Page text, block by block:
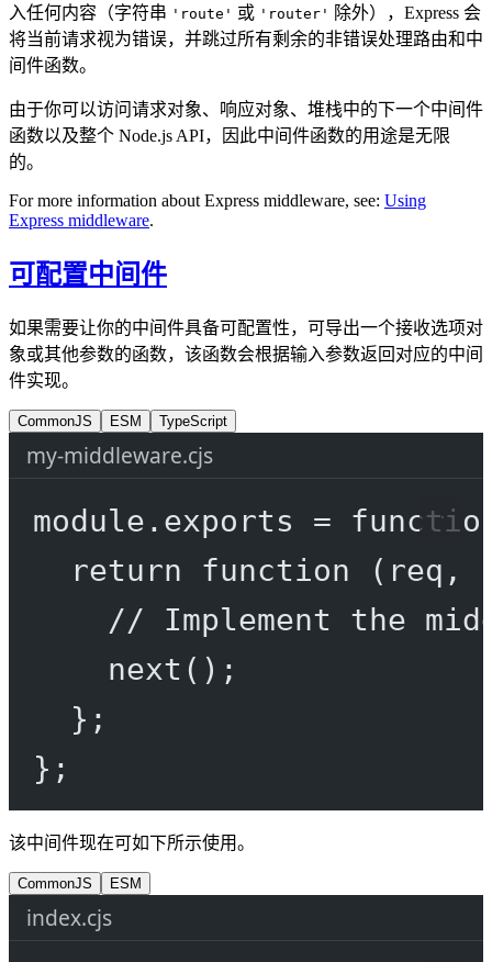
入任何内容（字符串 'route' 或 'router' 除外），Express 会
将当前请求视为错误，并跳过所有剩余的非错误处理路由和中
间件函数。
由于你可以访问请求对象、响应对象、堆栈中的下一个中间件
函数以及整个 Node.js API，因此中间件函数的用途是无限
的。
For more information about Express middleware, see: Using
Express middleware.
可配置中间件
如果需要让你的中间件具备可配置性，可导出一个接收选项对
象或其他参数的函数，该函数会根据输入参数返回对应的中间
件实现。
CommonJS ESM TypeScript
my-middleware.cjs
module . exports =
return
function ( req ,
// Implement the
next ();
};
};
该中间件现在可如下所示使用。
CommonJS ESM
index.cjs